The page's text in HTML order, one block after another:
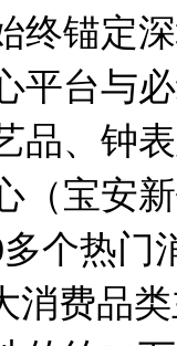
终锚定
平台与
品、钟
（宝安
个热
消费品